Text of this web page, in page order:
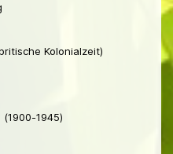
Kolonialzeit)
1945)